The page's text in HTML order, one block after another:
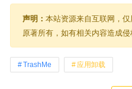
声明： 本站资源来自互联网，
原著所有，如有相关内容造成
TrashMe 应用卸载